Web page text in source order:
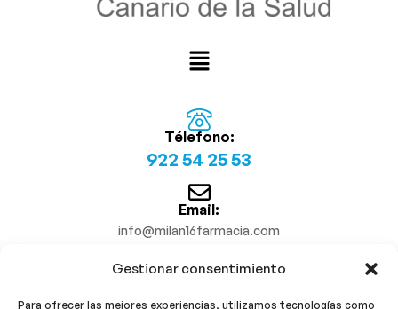
Gestionar consentimiento
Para ofrecer las mejores experiencias, utilizamos tecnologías como
Télefono:
922 54 25 53
Email:
info@milan16farmacia.com
¡Síguenos!